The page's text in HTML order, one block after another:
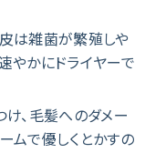
は雑菌が繁殖しや
やかにドライヤーで
、毛髪へのダメー
ムで優しくとかすの